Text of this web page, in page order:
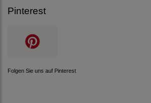
Pinterest
Folgen Sie uns auf Pinterest